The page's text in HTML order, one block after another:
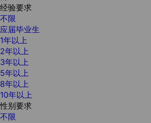
经验要求
不限
应届毕业生
1年以上
2年以上
3年以上
5年以上
8年以上
10年以上
性别要求
不限